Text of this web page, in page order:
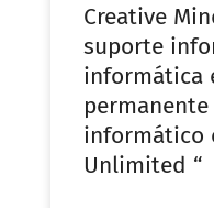
Creative
suporte
informática
informático
Unlimited “